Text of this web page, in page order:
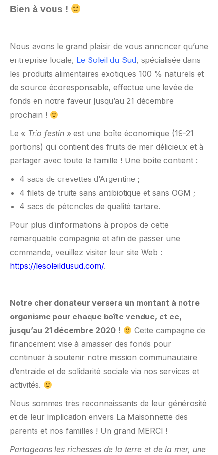
Bien à vous !
Nous avons le grand plaisir de vous annoncer qu’une
entreprise locale, Le Soleil du Sud, spécialisée dans
les produits alimentaires exotiques 100 % naturels et
de source écoresponsable, effectue une levée de
fonds en notre faveur jusqu’au 21 décembre
prochain !
Le « Trio festin » est une boîte économique (19-21
portions) qui contient des fruits de mer délicieux et à
partager avec toute la famille ! Une boîte contient :
4 sacs de crevettes d’Argentine ;
4 filets de truite sans antibiotique et sans OGM ;
4 sacs de pétoncles de qualité tartare.
Pour plus d’informations à propos de cette
remarquable compagnie et afin de passer une
commande, veuillez visiter leur site Web :
https://lesoleildusud.com/.
Notre cher donateur versera un montant à notre
organisme pour chaque boîte vendue, et ce,
jusqu’au 21 décembre 2020 !
Cette campagne de
financement vise à amasser des fonds pour
continuer à soutenir notre mission communautaire
d’entraide et de solidarité sociale via nos services et
activités.
Nous sommes très reconnaissants de leur générosité
et de leur implication envers La Maisonnette des
parents et nos familles ! Un grand MERCI !
Partageons les richesses de la terre et de la mer, une